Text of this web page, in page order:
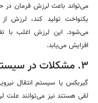
می‌تواند باعث لرزش فرمان در
یکنواخت تولید کند، لرزش
می‌شود. این لرزش اغلب با
افزایش می‌یابد.
۳. مشکلات در سیستم انتقال نیرو
گیربکس یا سیستم انتقال
لقی هستند نیز می‌توانند علت